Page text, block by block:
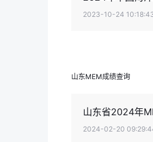
2023-10-24
山东MEM成绩查询
山东省2024年
2024-02-20